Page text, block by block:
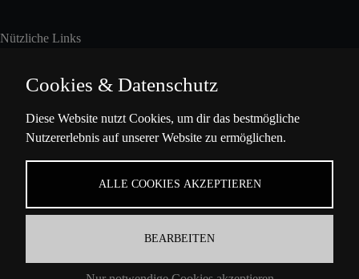
Nützliche Links
Presse
Über Uns
Cookies & Datenschutz
Diese Website nutzt Cookies, um dir das bestmögliche
Nutzererlebnis auf unserer Website zu ermöglichen.
ALLE COOKIES AKZEPTIEREN
BEARBEITEN